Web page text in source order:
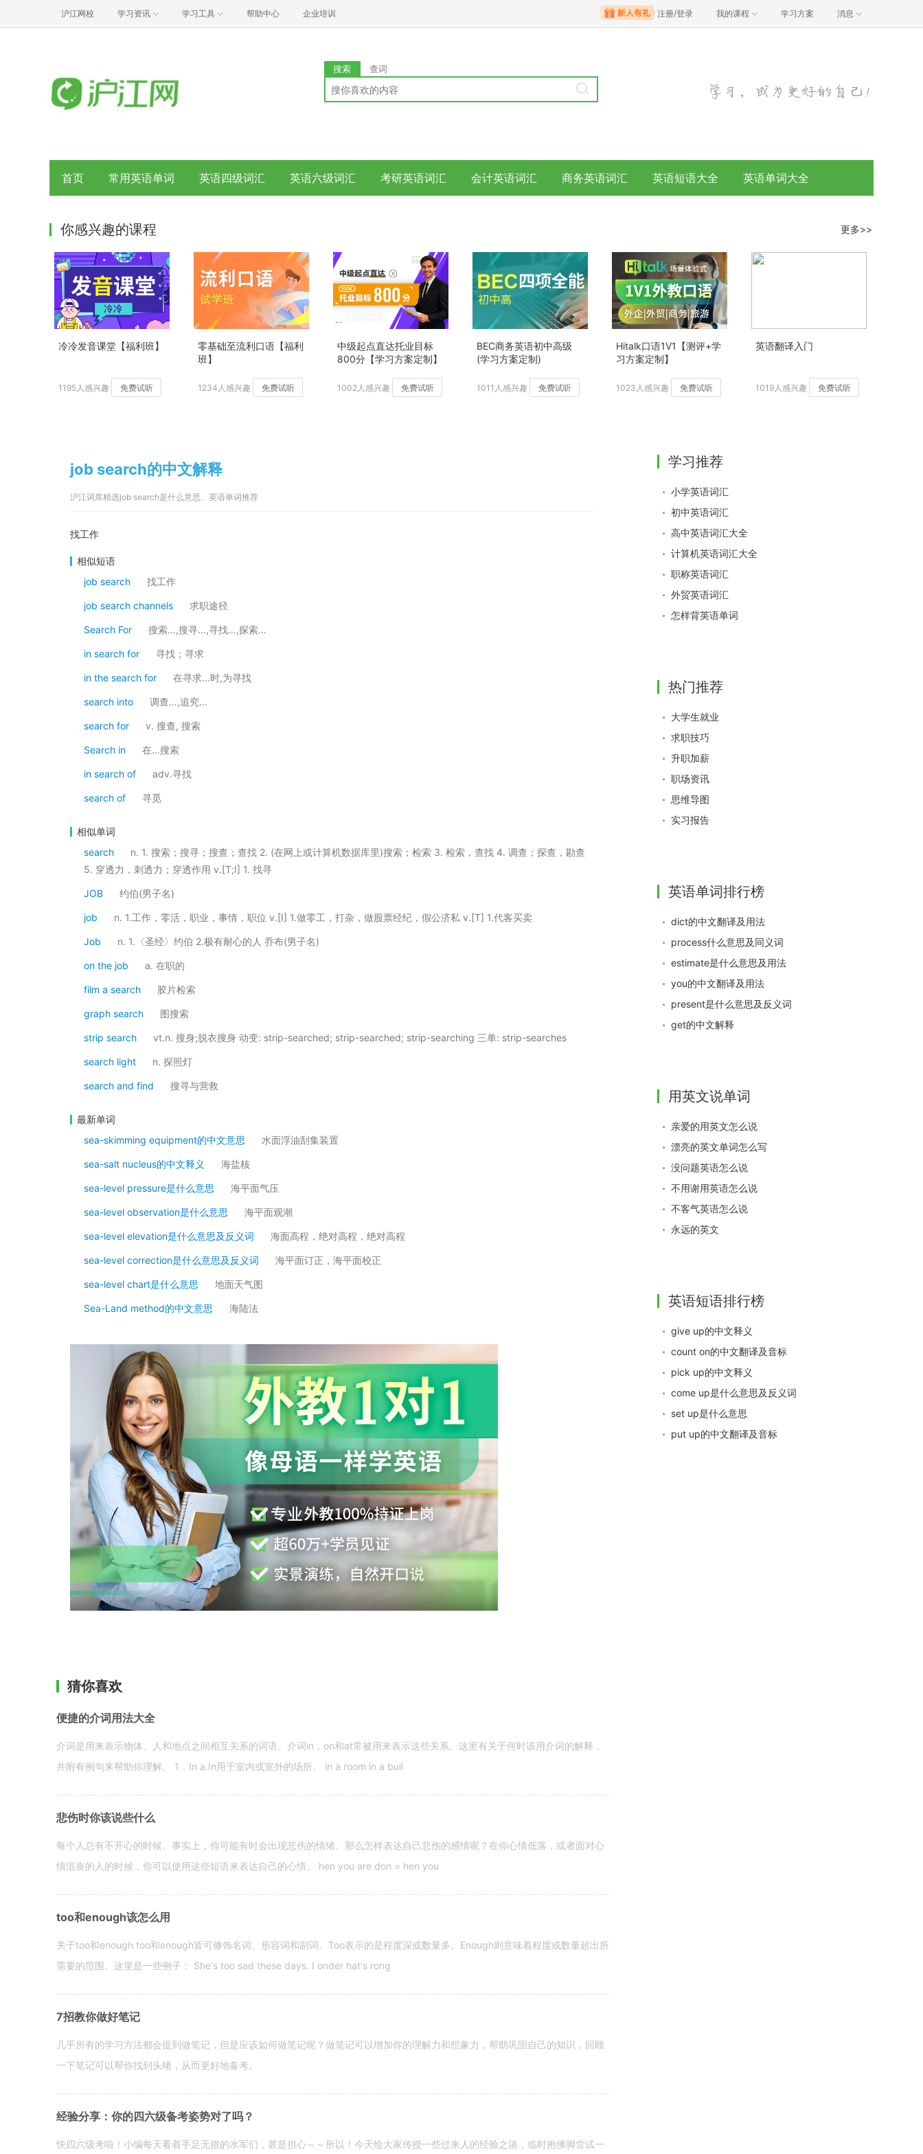
沪江网校 学习资讯 学习工具 帮助中心 企业培训 注册/登录 我的课程 学习方案 消息
搜索 查词
首页 常用英语单词 英语四级词汇 英语六级词汇 考研英语词汇 会计英语词汇 商务英语词汇 英语短语大全 英语单词大全
你感兴趣的课程 更多>>
冷冷发音课堂【福利班】
1195人感兴趣 免费试听
零基础至流利口语【福利
班】
1234人感兴趣 免费试听
中级起点直达托业目标
800分【学习方案定制】
1002人感兴趣 免费试听
BEC商务英语初中高级
(学习方案定制)
1011人感兴趣 免费试听
Hitalk口语1V1【测评+学
习方案定制】
1023人感兴趣 免费试听
英语翻译入门
1019人感兴趣 免费试听
job search的中文解释
沪江词库精选job search是什么意思、英语单词推荐
找工作
相似短语
job search
找工作
job search channels 求职途径
Search For 搜索…,搜寻…,寻找…,探索…
in search for 寻找；寻求
in the search for 在寻求…时,为寻找
search into 调查…,追究…
search for v. 搜查, 搜索
Search in 在…搜索
in search of adv.寻找
search of 寻觅
相似单词
search
n. 1. 搜索；搜寻；搜查；查找 2. (在网上或计算机数据库里)搜索；检索 3. 检索，查找 4. 调查；探查，勘查
5. 穿透力，刺透力；穿透作用 v.[T;I] 1. 找寻
JOB 约伯(男子名)
job n. 1.工作，零活，职业，事情，职位 v.[I] 1.做零工，打杂，做股票经纪，假公济私 v.[T] 1.代客买卖
Job n. 1.〈圣经〉约伯 2.极有耐心的人 乔布(男子名)
on the job a. 在职的
film a search 胶片检索
graph search 图搜索
strip search vt.n. 搜身;脱衣搜身 动变: strip-searched; strip-searched; strip-searching 三单: strip-searches
search light n. 探照灯
search and find 搜寻与营救
最新单词
sea-skimming equipment的中文意思
水面浮油刮集装置
sea-salt nucleus的中文释义 海盐核
sea-level pressure是什么意思 海平面气压
sea-level observation是什么意思 海平面观潮
sea-level elevation是什么意思及反义词 海面高程，绝对高程，绝对高程
sea-level correction是什么意思及反义词 海平面订正，海平面校正
sea-level chart是什么意思 地面天气图
Sea-Land method的中文意思 海陆法
猜你喜欢
便捷的介词用法大全
介词是用来表示物体、人和地点之间相互关系的词语。介词in，on和at常被用来表示这些关系。这里有关于何时该用介词的解释，
并附有例句来帮助你理解。 1．In a.In用于室内或室外的场所。 in a room in a buil
悲伤时你该说些什么
每个人总有不开心的时候。事实上，你可能有时会出现悲伤的情绪。那么怎样表达自己悲伤的感情呢？在你心情低落，或者面对心
情沮丧的人的时候，你可以使用这些短语来表达自己的心情。 hen you are don = hen you
too和enough该怎么用
关于too和enough too和enough皆可修饰名词、形容词和副词。Too表示的是程度深或数量多。Enough则意味着程度或数量超出所
需要的范围。这里是一些例子： She's too sad these days. I onder hat's rong
7招教你做好笔记
几乎所有的学习方法都会提到做笔记，但是应该如何做笔记呢？做笔记可以增加你的理解力和想象力，帮助巩固自己的知识，回顾
一下笔记可以帮你找到头绪，从而更好地备考。
经验分享：你的四六级备考姿势对了吗？
快四六级考啦！小编每天看着手足无措的水军们，甚是担心～～所以！今天给大家传授一些过来人的经验之谈，临时抱佛脚尝试一
学习推荐
小学英语词汇
初中英语词汇
高中英语词汇大全
计算机英语词汇大全
职称英语词汇
外贸英语词汇
怎样背英语单词
热门推荐
大学生就业
求职技巧
升职加薪
职场资讯
思维导图
实习报告
英语单词排行榜
dict的中文翻译及用法
process什么意思及同义词
estimate是什么意思及用法
you的中文翻译及用法
present是什么意思及反义词
get的中文解释
用英文说单词
亲爱的用英文怎么说
漂亮的英文单词怎么写
没问题英语怎么说
不用谢用英语怎么说
不客气英语怎么说
永远的英文
英语短语排行榜
give up的中文释义
count on的中文翻译及音标
pick up的中文释义
come up是什么意思及反义词
set up是什么意思
put up的中文翻译及音标